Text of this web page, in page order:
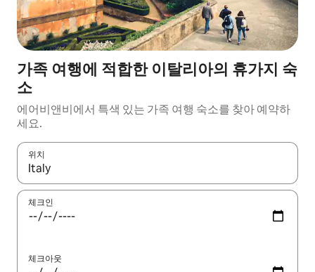
가족 여행에 적합한 이탈리아의 휴가지 숙
소
에어비앤비에서 특색 있는 가족 여행 숙소를 찾아 예약하
세요.
위치
결과가 나오면 위·아래 화살표 키를 사용하거나 터치 또는 스와이
체크인
체크아웃